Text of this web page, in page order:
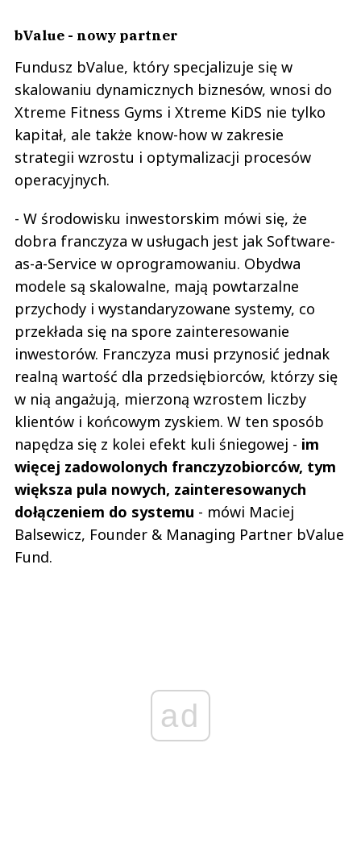
bValue - nowy partner
Fundusz bValue, który specjalizuje się w
skalowaniu dynamicznych biznesów, wnosi do
Xtreme Fitness Gyms i Xtreme KiDS nie tylko
kapitał, ale także know-how w zakresie
strategii wzrostu i optymalizacji procesów
operacyjnych.
- W środowisku inwestorskim mówi się, że
dobra franczyza w usługach jest jak Software-
as-a-Service w oprogramowaniu. Obydwa
modele są skalowalne, mają powtarzalne
przychody i wystandaryzowane systemy, co
przekłada się na spore zainteresowanie
inwestorów. Franczyza musi przynosić jednak
realną wartość dla przedsiębiorców, którzy się
w nią angażują, mierzoną wzrostem liczby
klientów i końcowym zyskiem. W ten sposób
napędza się z kolei efekt kuli śniegowej - im
więcej zadowolonych franczyzobiorców, tym
większa pula nowych, zainteresowanych
dołączeniem do systemu - mówi Maciej
Balsewicz, Founder & Managing Partner bValue
Fund.
ad